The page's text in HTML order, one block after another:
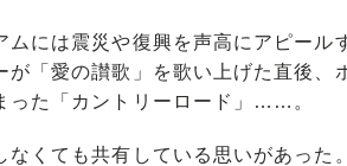
には震災や復興を声高にアピール
が「愛の讃歌」を歌い上げた直後、
った「カントリーロード」……。
くても共有している思いがあった